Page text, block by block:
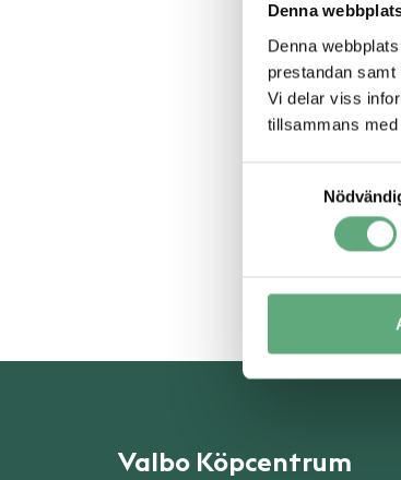
Denna
Denna
prestandan
Vi delar viss
tillsammans
Valbo Köpcentrum